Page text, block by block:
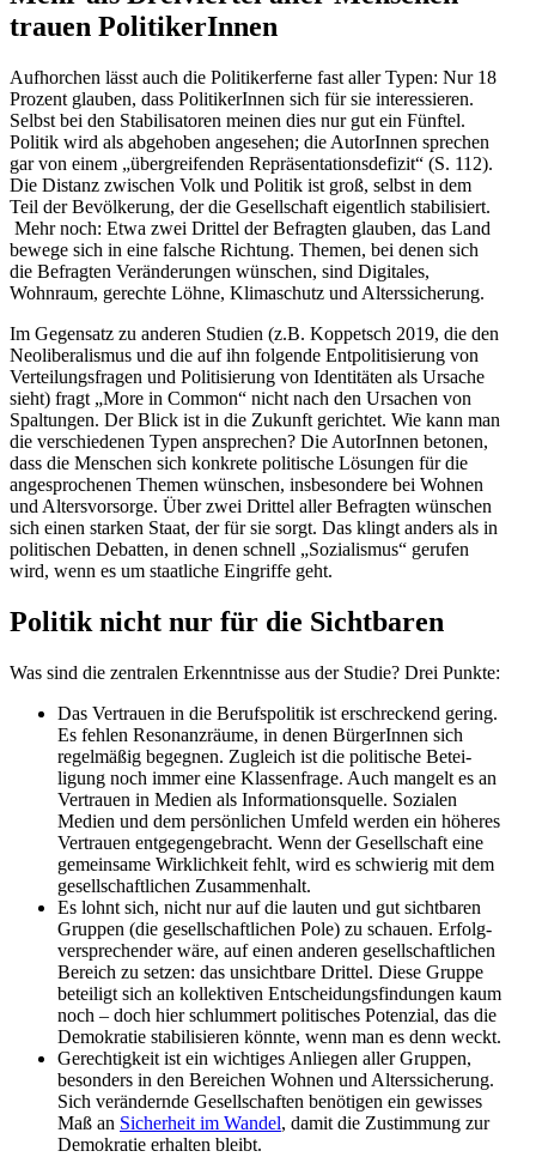
trauen PolitikerInnen
Aufhorchen lässt auch die Politi­ker­ferne fast aller Typen: Nur 18
Prozent glauben, dass Politi­ke­rInnen sich für sie inter­es­sieren.
Selbst bei den Stabi­li­sa­toren meinen dies nur gut ein Fünftel.
Politik wird als abgehoben angesehen; die AutorInnen sprechen
gar von einem „übergrei­fenden Reprä­sen­ta­ti­ons­de­fizit“ (S. 112).
Die Distanz zwischen Volk und Politik ist groß, selbst in dem
Teil der Bevöl­kerung, der die Gesell­schaft eigentlich stabi­li­siert.
Mehr noch: Etwa zwei Drittel der Befragten glauben, das Land
bewege sich in eine falsche Richtung. Themen, bei denen sich
die Befragten Verän­de­rungen wünschen, sind Digitales,
Wohnraum, gerechte Löhne, Klima­schutz und Alterssicherung.
Im Gegensatz zu anderen Studien (z.B. Koppetsch 2019, die den
Neoli­be­ra­lismus und die auf ihn folgende Entpo­li­ti­sierung von
Vertei­lungs­fragen und Politi­sierung von Identi­täten als Ursache
sieht) fragt „More in Common“ nicht nach den Ursachen von
Spaltungen. Der Blick ist in die Zukunft gerichtet. Wie kann man
die verschie­denen Typen ansprechen? Die AutorInnen betonen,
dass die Menschen sich konkrete politische Lösungen für die
angespro­chenen Themen wünschen, insbe­sondere bei Wohnen
und Alters­vor­sorge. Über zwei Drittel aller Befragten wünschen
sich einen starken Staat, der für sie sorgt. Das klingt anders als in
politi­schen Debatten, in denen schnell „Sozia­lismus“ gerufen
wird, wenn es um staat­liche Eingriffe geht.
Politik nicht nur für die Sichtbaren
Was sind die zentralen Erkennt­nisse aus der Studie? Drei Punkte:
Das Vertrauen in die Berufs­po­litik ist erschre­ckend gering.
Es fehlen Resonanz­räume, in denen Bürge­rInnen sich
regel­mäßig begegnen. Zugleich ist die politische Betei­
ligung noch immer eine Klassen­frage. Auch mangelt es an
Vertrauen in Medien als Infor­ma­ti­ons­quelle. Sozialen
Medien und dem persön­lichen Umfeld werden ein höheres
Vertrauen entge­gen­ge­bracht. Wenn der Gesell­schaft eine
gemeinsame Wirklichkeit fehlt, wird es schwierig mit dem
gesell­schaft­lichen Zusammenhalt.
Es lohnt sich, nicht nur auf die lauten und gut sicht­baren
Gruppen (die gesell­schaft­lichen Pole) zu schauen. Erfolg­
ver­spre­chender wäre, auf einen anderen gesell­schaft­lichen
Bereich zu setzen: das unsichtbare Drittel. Diese Gruppe
beteiligt sich an kollek­tiven Entschei­dungs­fin­dungen kaum
noch – doch hier schlummert politi­sches Potenzial, das die
Demokratie stabi­li­sieren könnte, wenn man es denn weckt.
Gerech­tigkeit ist ein wichtiges Anliegen aller Gruppen,
besonders in den Bereichen Wohnen und Alters­si­cherung.
Sich verän­dernde Gesell­schaften benötigen ein gewisses
Maß an Sicherheit im Wandel, damit die Zustimmung zur
Demokratie erhalten bleibt.